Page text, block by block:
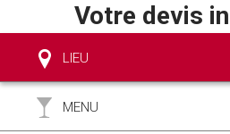
Votre devis
LIEU
MENU